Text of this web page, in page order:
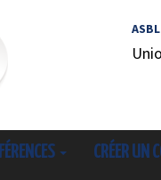
CRÉER UN